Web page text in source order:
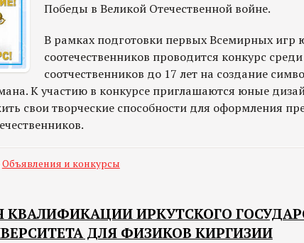
Победы в Великой Отечественной войне.
В рамках подготовки первых Всемирных игр
соотечественников проводится конкурс
соотчественников до 17 лет на создание
К участию в конкурсе приглашаются юные
свои творческие способности для оформления
Объявления и конкурсы
ИРКУТСКОГО
ДЛЯ ФИЗИКОВ КИРГИЗИИ